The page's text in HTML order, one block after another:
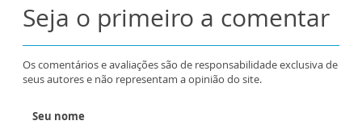
Seja o primeiro a comentar
Os comentários e avaliações são de responsabilidade exclusiva de
seus autores e não representam a opinião do site.
Seu nome